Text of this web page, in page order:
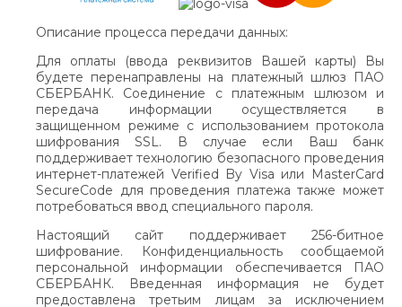
Описание процесса передачи данных:
Для оплаты (ввода реквизитов Вашей карты) Вы
будете перенаправлены на платежный шлюз ПАО
СБЕРБАНК. Соединение с платежным шлюзом и
передача информации осуществляется в
защищенном режиме с использованием протокола
шифрования SSL. В случае если Ваш банк
поддерживает технологию безопасного проведения
интернет-платежей Verified By Visa или MasterCard
SecureCode для проведения платежа также может
потребоваться ввод специального пароля.
Настоящий сайт поддерживает 256-битное
шифрование. Конфиденциальность сообщаемой
персональной информации обеспечивается ПАО
СБЕРБАНК. Введенная информация не будет
предоставлена третьим лицам за исключением